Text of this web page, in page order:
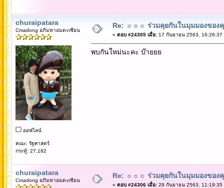
churaipatara
Cmadong อภิมหาอมตะเซียน
ออฟไลน์
คณะ: รัฐศาสตร์
กระทู้: 27,182
Re: ☼☼☼ ร่วมคุยกันในมุมมองของ
« ตอบ #24305 เมื่อ:17 กันยายน 2563, 16:26:37
พบกันใหม่นะคะ บ๊ายยย
churaipatara
Cmadong อภิมหาอมตะเซียน
Re: ☼☼☼ ร่วมคุยกันในมุมมองของ
« ตอบ #24306 เมื่อ:29 กันยายน 2563, 11:19:35